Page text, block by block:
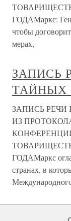
ГОДАМаркс:
чтобы
мерах,
ЗАПИСЬ
ТАЙНЫХ
ЗАПИСЬ
ИЗ
ГОДАМаркс
странах, в